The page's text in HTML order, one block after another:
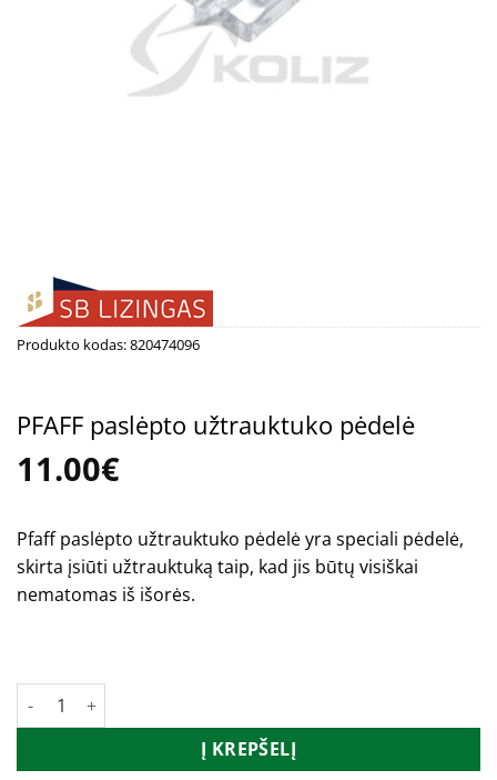
Produkto kodas:820474096
PFAFF paslėpto užtrauktuko pėdelė
11.00€
Pfaff paslėpto užtrauktuko pėdelė yra speciali pėdelė,
skirta įsiūti užtrauktuką taip, kad jis būtų visiškai
nematomas iš išorės.
produkto kiekis: PFAFF paslėpto užtrauktuko pėdelė
Į KREPŠELĮ